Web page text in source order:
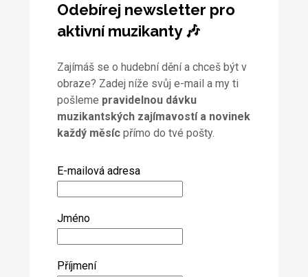
Odebírej newsletter pro
aktivní muzikanty 🎶
Zajímáš se o hudební dění a chceš být v
obraze? Zadej níže svůj e-mail a my ti
pošleme pravidelnou dávku
muzikantských zajímavostí a novinek
každý měsícpřímo do tvé pošty.
E-mailová adresa
Jméno
Příjmení